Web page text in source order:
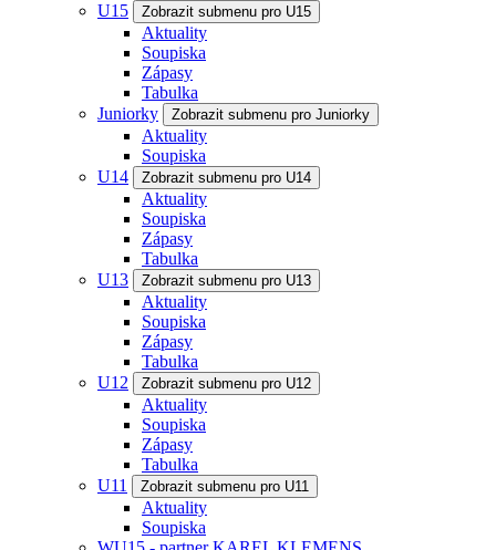
U15
Zobrazit submenu pro U15
Aktuality
Soupiska
Zápasy
Tabulka
Juniorky
Zobrazit submenu pro Juniorky
Aktuality
Soupiska
U14
Zobrazit submenu pro U14
Aktuality
Soupiska
Zápasy
Tabulka
U13
Zobrazit submenu pro U13
Aktuality
Soupiska
Zápasy
Tabulka
U12
Zobrazit submenu pro U12
Aktuality
Soupiska
Zápasy
Tabulka
U11
Zobrazit submenu pro U11
Aktuality
Soupiska